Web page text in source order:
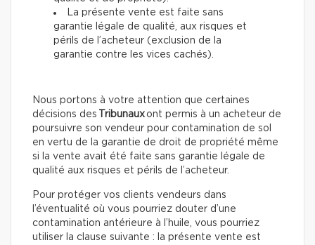
La présente vente est faite sans
garantie légale de qualité, aux risques et
périls de l’acheteur (exclusion de la
garantie contre les vices cachés).
Nous portons à votre attention que certaines
décisions des
Tribunaux ont permis à un acheteur de
poursuivre son vendeur pour contamination de sol
en vertu de la garantie de droit de propriété même
si la vente avait été faite sans garantie légale de
qualité aux risques et périls de l’acheteur.
Pour protéger vos clients vendeurs dans
l’éventualité où vous pourriez douter d’une
contamination antérieure à l’huile, vous pourriez
utiliser la clause suivante : la présente vente est